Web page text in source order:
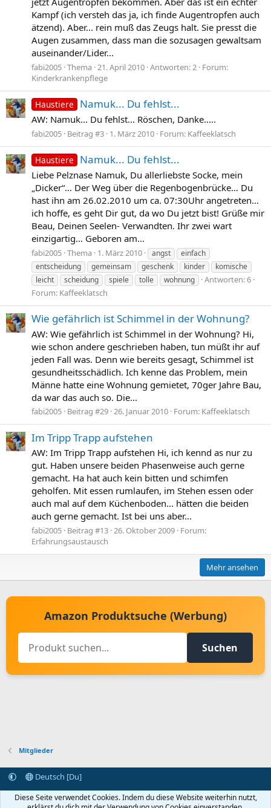
Kampf (ich versteh das ja, ich finde Augentropfen auch
ätzend). Aber... rein muß das Zeugs halt. Sie presst die
Augen zusammen, dass man die sozusagen gewaltsam
auseinander/Lider...
fabi2005 Thema 21. April 2010 Antworten: 2 Forum:
Kinderkrankenpflege
Haustiere Namuk... Du fehlst...
AW: Namuk... Du fehlst... Röschen, Danke.....
fabi2005 Beitrag #3 1. März 2010 Forum: Kaffeeklatsch
Haustiere Namuk... Du fehlst...
Liebe Pelznase Namuk, Du allerliebste Socke, mein
„Dicker“… Der Weg über die Regenbogenbrücke… Du
hast ihn am 26.02.2010 um ca. 07:30Uhr angetreten…
ich hoffe, es geht Dir gut, da wo Du jetzt bist! Grüße mir
Beau, Deinen Seelen- Verwandten. Ihr zwei wart
einzigartig… Geboren am...
fabi2005 Thema 1. März 2010 angst
einfach
entscheidung
gemeinsam geschenk kinder
komische
leicht
scheidung spiele tolle wohnung
Antworten: 6
Forum: Kaffeeklatsch
Wie gefährlich ist Schimmel in der Wohnung?
AW: Wie gefährlich ist Schimmel in der Wohnung? Hi,
wie schon andere geschrieben haben, tun müßt ihr auf
jeden Fall was. Denn wie bereits gesagt, Schimmel ist
gesundheitsschädlich. Ich kenne das Problem, mein
Männe hatte eine Wohnung gemietet, 70ger Jahre Bau,
da war das auch so. Die...
fabi2005 Beitrag #29 26. Januar 2010 Forum: Kaffeeklatsch
Im Tripp Trapp aufstehen
AW: Im Tripp Trapp aufstehen Hi, ich kennd as nur zu
gut. Haben unsere beiden Phasenweise auch gerne
gemacht. Ha hat auch kein bitten und schimfen
geholfen. Mit essen rumlaufen, im Stehen essen oder
auch mal auf dem Küchenboden... hätten die beiden
auch gerne gemacht. Ist bei uns aber...
fabi2005 Beitrag #13 26. Oktober 2009 Forum:
Erfahrungsaustausch
Mehr ansehen
Amazon Produktsuche (Werbung)
Suchen
Mitglieder
Deutsch [Du]
Kontakt aufnehmen
Bedingungen und Regeln
Datenschutz
Startseite R
Diese Seite verwendet Cookies. Indem du diese Website weiterhin nutzt,